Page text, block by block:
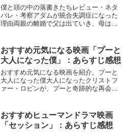
る映画
僕と頭の中の落書きたちレビュー・ネタ
バレ・考察アダムが統合失調症になった
理由両親の離婚で父は出ていき、母は気
う罪悪感で子供は自身を責めてしまうの
だ。自分を責める言葉が、...
おすすめ元気になる映画「プーと
大人になった僕」：あらすじ感想
おすすめ元気になる映画を紹介。プーと
大人になった僕大人になったクリストフ
ァー・ロビンが、プーと奇跡的な再会を
を描くファンタジードラマ。『プーと大
人になった僕』映画.co...
おすすめヒューマンドラマ映画
「セッション」：あらすじ感想